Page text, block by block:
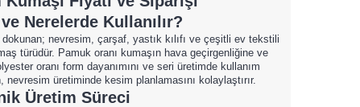
Nerelerde Kullanılır?
nevresim, çarşaf, yastık kılıfı ve çeşitli ev tekstili
türüdür. Pamuk oranı kumaşın hava geçirgenliğine ve
oranı form dayanımını ve seri üretimde kullanım
nevresim üretiminde kesim planlamasını kolaylaştırır.
Üretim Süreci